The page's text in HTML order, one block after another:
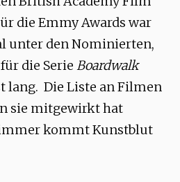
die Emmy Awards war
unter den Nominierten,
die Serie Boardwalk
lang. Die Liste an Filmen
sie mitgewirkt hat
kommt Kunstblut